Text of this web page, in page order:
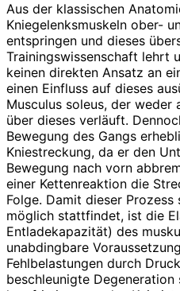
Aus der klassischen
Kniegelenksmuskeln ober-
entspringen und dieses
Trainingswissenschaft lehrt
keinen direkten Ansatz an
einen Einfluss auf dieses
Musculus soleus, der weder
über dieses verläuft.
Bewegung des Gangs
Kniestreckung, da er den
Bewegung nach vorn
einer Kettenreaktion die
Folge. Damit dieser
möglich stattfindet, ist die
Entladekapazität) des
unabdingbare
Fehlbelastungen durch
beschleunigte Degeneration